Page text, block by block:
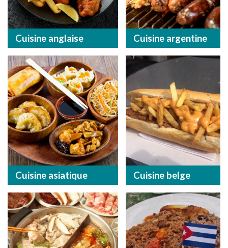
Cuisine anglaise Cuisine argentine
Cuisine asiatique Cuisine belge